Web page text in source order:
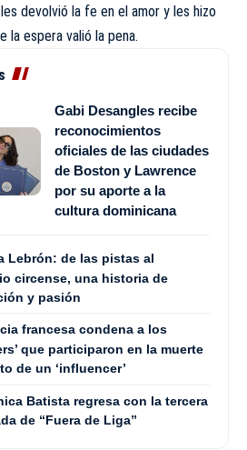
devolvió la fe en el amor y les hizo
la espera valió la pena.
Gabi Desangles recibe
reconocimientos
oficiales de las ciudades
de Boston y Lawrence
por su aporte a la
cultura dominicana
Lebrón: de las pistas al
circense, una historia de
y pasión
francesa condena a los
que participaron en la muerte
de un ‘influencer’
Batista regresa con la tercera
de “Fuera de Liga”